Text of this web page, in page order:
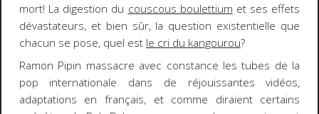
mort! La digestion du couscous boulettium et ses effets
dévastateurs, et bien sûr, la question existentielle que
chacun se pose, quel est le cri du kangourou?
Ramon Pipin massacre avec constance les tubes de la
pop internationale dans de réjouissantes vidéos,
adaptations en français, et comme diraient certains